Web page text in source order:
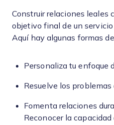
Construir relaciones leales
objetivo final de un
Aquí hay algunas formas
Personaliza tu enfoque
Resuelve los
Fomenta relaciones
Reconocer la